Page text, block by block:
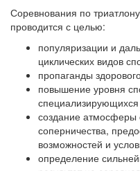
Соревнования по
проводится с целью:
популяризации и
циклических видов
пропаганды
повышение уровня
специализирующихся
создание атмосферы
соперничества,
возможностей и
определение